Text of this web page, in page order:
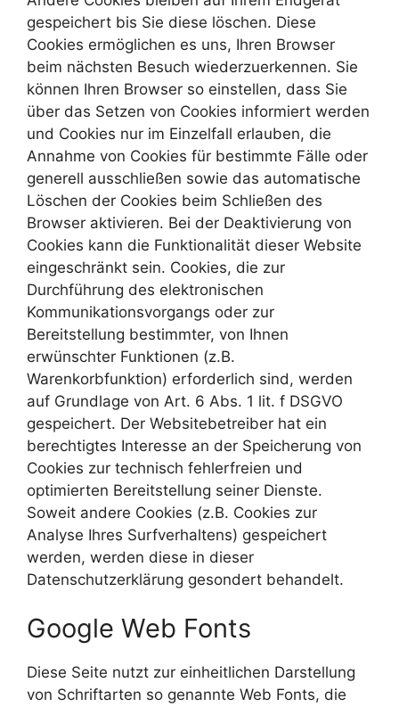
gespeichert bis Sie diese löschen. Diese
Cookies ermöglichen es uns, Ihren Browser
beim nächsten Besuch wiederzuerkennen. Sie
können Ihren Browser so einstellen, dass Sie
über das Setzen von Cookies informiert werden
und Cookies nur im Einzelfall erlauben, die
Annahme von Cookies für bestimmte Fälle oder
generell ausschließen sowie das automatische
Löschen der Cookies beim Schließen des
Browser aktivieren. Bei der Deaktivierung von
Cookies kann die Funktionalität dieser Website
eingeschränkt sein. Cookies, die zur
Durchführung des elektronischen
Kommunikationsvorgangs oder zur
Bereitstellung bestimmter, von Ihnen
erwünschter Funktionen (z.B.
Warenkorbfunktion) erforderlich sind, werden
auf Grundlage von Art. 6 Abs. 1 lit. f DSGVO
gespeichert. Der Websitebetreiber hat ein
berechtigtes Interesse an der Speicherung von
Cookies zur technisch fehlerfreien und
optimierten Bereitstellung seiner Dienste.
Soweit andere Cookies (z.B. Cookies zur
Analyse Ihres Surfverhaltens) gespeichert
werden, werden diese in dieser
Datenschutzerklärung gesondert behandelt.
Google Web Fonts
Diese Seite nutzt zur einheitlichen Darstellung
von Schriftarten so genannte Web Fonts, die